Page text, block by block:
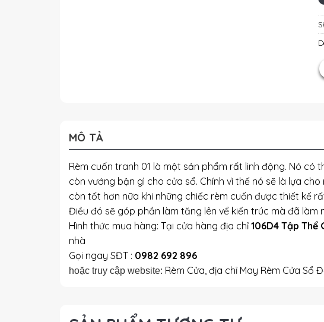
MÔ TẢ
Rèm cuốn tranh 01 là một sản phẩm rất linh động. Nó có
còn vướng bận gì cho cửa sổ. Chính vì thế nó sẽ là lựa
còn tốt hơn nữa khi những chiếc rèm cuốn được thiết kế
Điều đó sẽ góp phần làm tăng lên vể kiến trúc mà đã làm
Hình thức mua hàng: Tại cửa hàng địa chỉ 106D4 Tập Thể
nhà
Gọi ngay SĐT : 0982 692 896
hoặc truy cập website: Rèm Cửa, địa chỉ May Rèm Cửa Sổ